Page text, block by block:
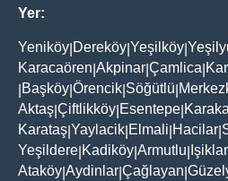
Yer:
Yeniköy Dereköy Yeşilköy
Karacaören Akpinar Çamlica
Başköy Örencik Söğütlü
Aktaş Çiftlikköy Esentepe
Karataş Yaylacik Elmali Hacilar
Yeşildere Kadiköy Armutlu Işiklar
Ataköy Aydinlar Çağlayan